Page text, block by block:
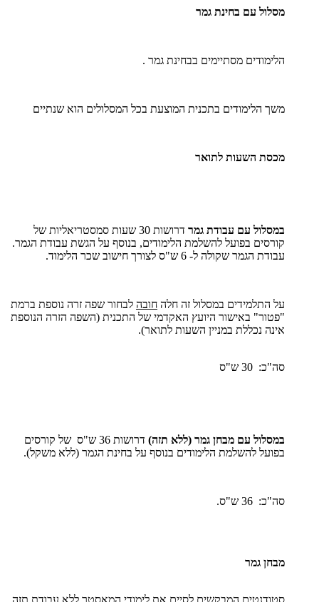
מסלול עם בחינת גמר
הלימודים מסתיימים בבחינת גמר .
משך הלימודים בתכנית המוצעת בכל המסלולים הוא שנתיים
מכסת השעות לתואר
במסלול עם עבודת גמר
דרושות 30 שעות סמסטריאליות של
קורסים בפועל להשלמת הלימודים, בנוסף על הגשת עבודת הגמר.
עבודת הגמר שקולה ל- 6 ש"ס לצורך חישוב שכר הלימוד.
על התלמידים במסלול זה חלה חובה לבחור שפה זרה נוספת ברמת
"פטור" באישור היועץ האקדמי של התכנית (השפה הזרה הנוספת
אינה נכללת במניין השעות לתואר).
סה"כ: 30 ש"ס
במסלול עם מבחן גמר (ללא תזה)
דרושות 36 ש"ס של קורסים
בפועל להשלמת הלימודים בנוסף על בחינת הגמר (ללא משקל).
סה"כ: 36 ש"ס.
מבחן גמר
סטודנטים המבקשים לסיים את לימודי המאסטר ללא עבודת תזה